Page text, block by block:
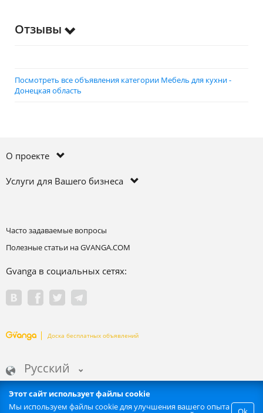
Отзывы
Посмотреть все объявления категории Мебель для кухни -
Донецкая область
Этот сайт использует файлы cookie
Мы используем файлы cookie для улучшения вашего опыта
О проекте
Услуги для Вашего бизнеса
Часто задаваемые вопросы
Полезные статьи на GVANGA.COM
Gvanga в социальных сетях:
Доска бесплатных объявлений
Русский